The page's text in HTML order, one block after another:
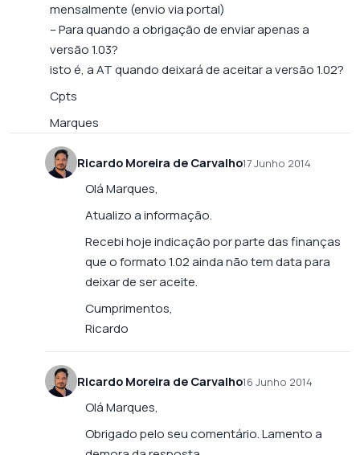
mensalmente (envio via portal)
– Para quando a obrigação de enviar apenas a
versão 1.03?
isto é, a AT quando deixará de aceitar a versão 1.02?
Cpts
Marques
Ricardo Moreira de Carvalho17 Junho 2014
Olá Marques,
Atualizo a informação.
Recebi hoje indicação por parte das finanças
que o formato 1.02 ainda não tem data para
deixar de ser aceite.
Cumprimentos,
Ricardo
Ricardo Moreira de Carvalho16 Junho 2014
Olá Marques,
Obrigado pelo seu comentário. Lamento a